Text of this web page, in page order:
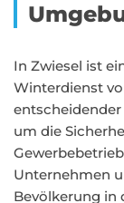
In Zwiesel ist
Winterdienst
um die
Unternehmen
Bevölkerung in